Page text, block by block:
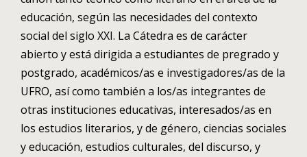
educación, según las necesidades del contexto
social del siglo XXI. La Cátedra es de carácter
abierto y está dirigida a estudiantes de pregrado y
postgrado, académicos/as e investigadores/as de la
UFRO, así como también a los/as integrantes de
otras instituciones educativas, interesados/as en
los estudios literarios, y de género, ciencias sociales
y educación, estudios culturales, del discurso, y